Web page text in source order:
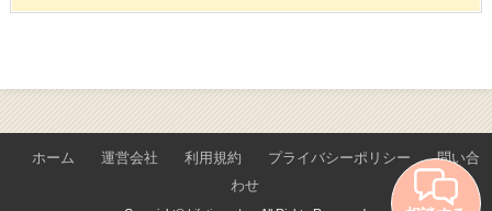
ホーム 運営会社 利用規約 プライバシーポリシー
問い合
わせ